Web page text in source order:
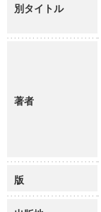
別タイトル
著者
版